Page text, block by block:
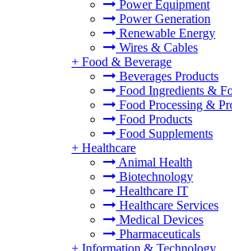
Power Equipment
Power Generation
Renewable Energy
Wires & Cables
+ Food & Beverage
Beverages Products
Food Ingredients &
Food Processing &
Food Products
Food Supplements
+ Healthcare
Animal Health
Biotechnology
Healthcare IT
Healthcare Services
Medical Devices
Pharmaceuticals
+ Information & Technology